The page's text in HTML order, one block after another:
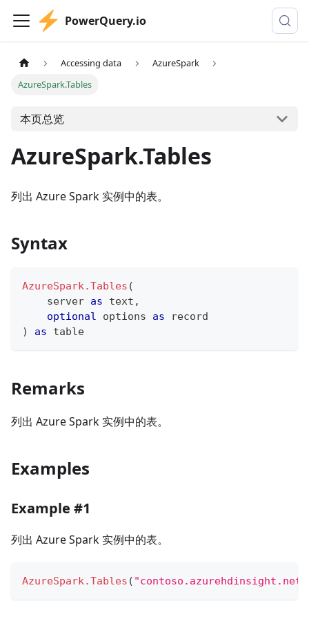
PowerQuery.io
Accessing data
AzureSpark
AzureSpark.Tables
本页总览
AzureSpark.Tables
列出 Azure Spark 实例中的表。
Syntax
AzureSpark.Tables (
    server
as text ,
optional options as
record
)
as table
Remarks
列出 Azure Spark 实例中的表。
Examples
Example #1
列出 Azure Spark 实例中的表。
AzureSpark.Tables ( "contoso.azurehdinsight.net"